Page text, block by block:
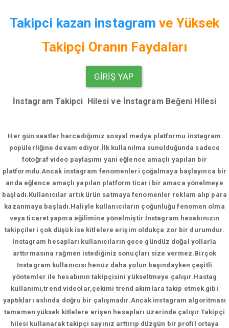
Takipci kazan instagram ve Yüksek
Takipçi Oranın Faydaları
GIRIŞ YAP
İnstagram Takipci Hilesi ve İnstagram Beğeni Hilesi
Her gün saatler harcadığımız sosyal medya platformu instagram
popülerliğine devam ediyor.İlk kullanılma sunulduğunda sadece
fotoğraf video paylaşımı yani eğlence amaçlı yapılan bir
platformdu.Ancak instagram fenomenleri çoğalmaya başlayınca bir
anda eğlence amaçlı yapılan platform ticari bir amaca yönelmeye
başladı.Kullanıcılar artık ürün satmaya fenomenler reklam alıp para
kazanmaya başladı.Haliyle kullanıcıların çoğunluğu fenomen olma
veya ticaret yapma eğilimine yönelmiştir.İnstagram hesabınızın
takipçileri çok düşük ise kitlelere erişim oldukça zor bir durumdur.
Instagram hesapları kullanıcıların gece gündüz doğal yollarla
arttırmasına rağmen istediğiniz sonuçları size vermez.Birçok
Instagram kullanıcısı henüz daha yolun başındayken çeşitli
yöntemler ile hesabının takipçisini yükseltmeye çalışır.Hastag
kullanımı,trend videolar,çekimi trend akımlara takip etmek gibi
yaptıkları aslında doğru bir çalışmadır.Ancak instagram algoritması
tamamen yüksek kitlelere erişen hesapları üzerinde çalışır.Takipçi
hilesi kullanarak takipçi sayınız arttırıp düzgün bir profil ortaya